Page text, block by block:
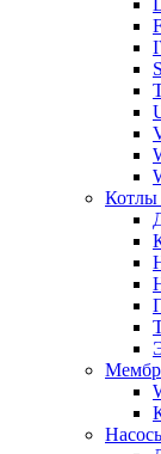
Котлы